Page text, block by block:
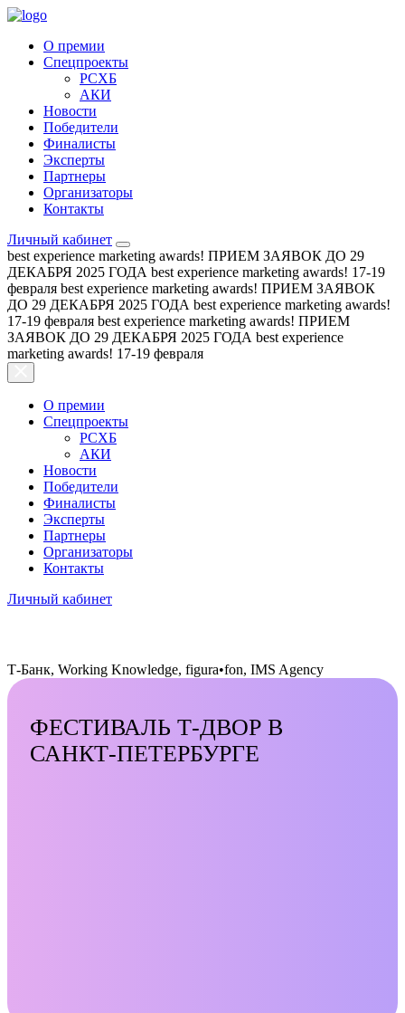
О премии
Спецпроекты
РСХБ
АКИ
Новости
Победители
Финалисты
Эксперты
Партнеры
Организаторы
Контакты
Личный кабинет
best experience marketing awards! ПРИЕМ ЗАЯВОК ДО 29
ДЕКАБРЯ 2025 ГОДА best experience marketing awards! 17-19
февраля best experience marketing awards! ПРИЕМ ЗАЯВОК
ДО 29 ДЕКАБРЯ 2025 ГОДА best experience marketing awards!
17-19 февраля best experience marketing awards! ПРИЕМ
ЗАЯВОК ДО 29 ДЕКАБРЯ 2025 ГОДА best experience
marketing awards! 17-19 февраля
О премии
Спецпроекты
РСХБ
АКИ
Новости
Победители
Финалисты
Эксперты
Партнеры
Организаторы
Контакты
Личный кабинет
Т-Банк, Working Knowledge, figura•fon, IMS Agency
ФЕСТИВАЛЬ Т-ДВОР В
САНКТ-ПЕТЕРБУРГЕ